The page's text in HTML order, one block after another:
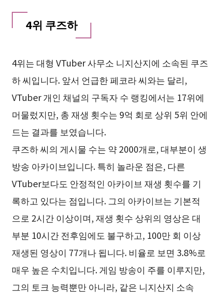
4위 쿠즈하
4위는 대형 VTuber 사무소 니지산지에 소속된 쿠즈
하 씨입니다. 앞서 언급한 페코라 씨와는 달리,
VTuber 개인 채널의 구독자 수 랭킹에서는 17위에
머물렀지만, 총 재생 횟수는 9억 회로 상위 5위 안에
드는 결과를 보였습니다.
쿠즈하 씨의 게시물 수는 약 2000개로, 대부분이 생
방송 아카이브입니다. 특히 놀라운 점은, 다른
VTuber보다도 안정적인 아카이브 재생 횟수를 기
록하고 있다는 점입니다. 그의 아카이브는 기본적
으로 2시간 이상이며, 재생 횟수 상위의 영상은 대
부분 10시간 전후임에도 불구하고, 100만 회 이상
재생된 영상이 77개나 됩니다. 비율로 보면 3.8%로
매우 높은 수치입니다. 게임 방송이 주를 이루지만,
그의 토크 능력뿐만 아니라, 같은 니지산지 소속